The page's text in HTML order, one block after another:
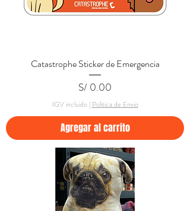
Catastrophe Sticker de Emergencia
Precio
S/ 0.00
IGV incluido| Politica de Envio
Agregar al carrito